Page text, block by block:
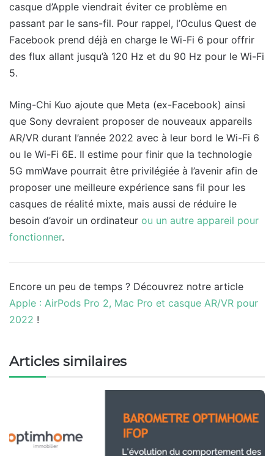
casque d’Apple viendrait éviter ce problème en
passant par le sans-fil. Pour rappel, l’Oculus Quest de
Facebook prend déjà en charge le Wi-Fi 6 pour offrir
des flux allant jusqu’à 120 Hz et du 90 Hz pour le Wi-Fi
5.
Ming-Chi Kuo ajoute que Meta (ex-Facebook) ainsi
que Sony devraient proposer de nouveaux appareils
AR/VR durant l’année 2022 avec à leur bord le Wi-Fi 6
ou le Wi-Fi 6E. Il estime pour finir que la technologie
5G mmWave pourrait être privilégiée à l’avenir afin de
proposer une meilleure expérience sans fil pour les
casques de réalité mixte, mais aussi de réduire le
besoin d’avoir un ordinateur ou un autre appareil pour
fonctionner.
Encore un peu de temps ? Découvrez notre article
Apple : AirPods Pro 2, Mac Pro et casque AR/VR pour
2022 !
Articles similaires